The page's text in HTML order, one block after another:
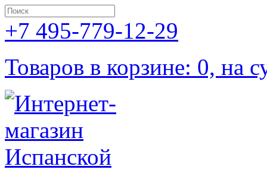
+7 495-779-12-29
Товаров в корзине: 0, на